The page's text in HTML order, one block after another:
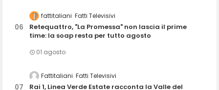
fattitaliani Fatti Televisivi
Retequattro, "La Promessa" non lascia il prime
time: la soap resta per tutto agosto
01 agosto
Fattitaliani Fatti Televisivi
Rai 1, Linea Verde Estate racconta la Valle del